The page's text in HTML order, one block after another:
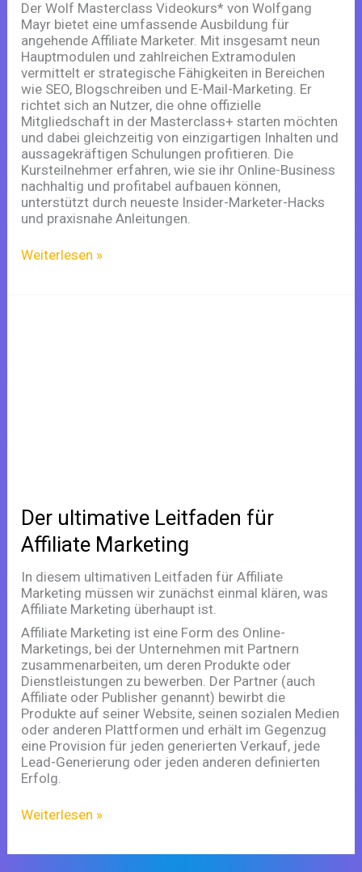
Der Wolf Masterclass Videokurs* von Wolfgang
Mayr bietet eine umfassende Ausbildung für
angehende Affiliate Marketer. Mit insgesamt neun
Hauptmodulen und zahlreichen Extramodulen
vermittelt er strategische Fähigkeiten in Bereichen
wie SEO, Blogschreiben und E-Mail-Marketing. Er
richtet sich an Nutzer, die ohne offizielle
Mitgliedschaft in der Masterclass+ starten möchten
und dabei gleichzeitig von einzigartigen Inhalten und
aussagekräftigen Schulungen profitieren. Die
Kursteilnehmer erfahren, wie sie ihr Online-Business
nachhaltig und profitabel aufbauen können,
unterstützt durch neueste Insider-Marketer-Hacks
und praxisnahe Anleitungen.
Weiterlesen »
Der ultimative Leitfaden für
Affiliate Marketing
In diesem ultimativen Leitfaden für Affiliate
Marketing müssen wir zunächst einmal klären, was
Affiliate Marketing überhaupt ist.
Affiliate Marketing ist eine Form des Online-
Marketings, bei der Unternehmen mit Partnern
zusammenarbeiten, um deren Produkte oder
Dienstleistungen zu bewerben. Der Partner (auch
Affiliate oder Publisher genannt) bewirbt die
Produkte auf seiner Website, seinen sozialen Medien
oder anderen Plattformen und erhält im Gegenzug
eine Provision für jeden generierten Verkauf, jede
Lead-Generierung oder jeden anderen definierten
Erfolg.
Weiterlesen »